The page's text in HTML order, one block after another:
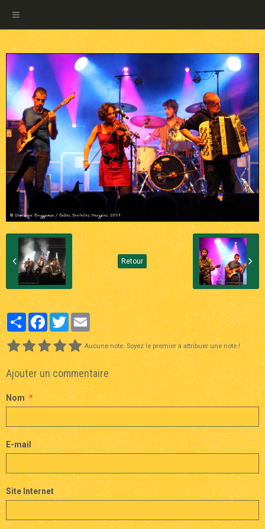
Retour
PartagerFacebook
TwitterEmail
Aucune note. Soyez le premier à attribuer une note !
Ajouter un commentaire
Nom
E-mail
Site Internet